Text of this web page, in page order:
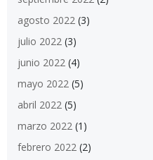
agosto 2022 (3)
julio 2022 (3)
junio 2022 (4)
mayo 2022 (5)
abril 2022 (5)
marzo 2022 (1)
febrero 2022 (2)